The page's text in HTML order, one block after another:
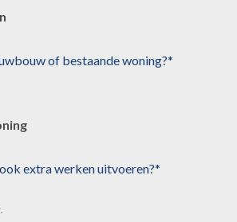
of bestaande woning?*
extra werken uitvoeren?*